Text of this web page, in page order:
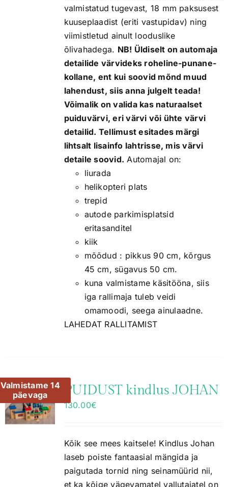
valmistatud tugevast, 18 mm paksusest
kuuseplaadist (eriti vastupidav) ning
viimistletud ainult looduslike
õlivahadega. NB! Üldiselt on automaja
detailide värvideks roheline-punane-
kollane, ent kui soovid mõnd muud
lahendust, siis anna julgelt teada!
Võimalik on valida kas naturaalset
puiduvärvi, eri värvi või ühte värvi
detailid. Tellimust esitades märgi
lihtsalt lisainfo lahtrisse, mis värvi
detaile soovid. Automajal on:
liurada
helikopteri plats
trepid
autode parkimisplatsid
eritasanditel
kiik
mõõdud : pikkus 90 cm, kõrgus
45 cm, sügavus 50 cm.
kuna valmistame käsitööna, siis
iga rallimaja tuleb veidi
omamoodi, seega ainulaadne.
LAHEDAT RALLITAMIST
Valmistame 14
päevaga
PUIDUST kindlus JOHAN
130.00€
Kõik see mees kaitsele! Kindlus Johan
laseb poiste fantaasial mängida ja
paigutada tornid ning seinamüürid nii,
et ka kõige vägevamatel vallutajatel on